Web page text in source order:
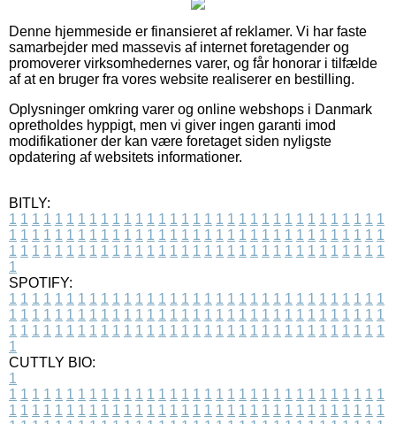
Denne hjemmeside er finansieret af reklamer. Vi har faste
samarbejder med massevis af internet foretagender og
promoverer virksomhedernes varer, og får honorar i tilfælde
af at en bruger fra vores website realiserer en bestilling.
Oplysninger omkring varer og online webshops i Danmark
opretholdes hyppigt, men vi giver ingen garanti imod
modifikationer der kan være foretaget siden nyligste
opdatering af websitets informationer.
BITLY:
1 1 1 1 1 1 1 1 1 1 1 1 1 1 1 1 1 1 1 1 1 1 1 1 1 1 1 1 1 1 1 1 1
1 1 1 1 1 1 1 1 1 1 1 1 1 1 1 1 1 1 1 1 1 1 1 1 1 1 1 1 1 1 1 1 1
1 1 1 1 1 1 1 1 1 1 1 1 1 1 1 1 1 1 1 1 1 1 1 1 1 1 1 1 1 1 1 1 1
1
SPOTIFY:
1 1 1 1 1 1 1 1 1 1 1 1 1 1 1 1 1 1 1 1 1 1 1 1 1 1 1 1 1 1 1 1 1
1 1 1 1 1 1 1 1 1 1 1 1 1 1 1 1 1 1 1 1 1 1 1 1 1 1 1 1 1 1 1 1 1
1 1 1 1 1 1 1 1 1 1 1 1 1 1 1 1 1 1 1 1 1 1 1 1 1 1 1 1 1 1 1 1 1
1
CUTTLY BIO:
1
1 1 1 1 1 1 1 1 1 1 1 1 1 1 1 1 1 1 1 1 1 1 1 1 1 1 1 1 1 1 1 1 1
1 1 1 1 1 1 1 1 1 1 1 1 1 1 1 1 1 1 1 1 1 1 1 1 1 1 1 1 1 1 1 1 1